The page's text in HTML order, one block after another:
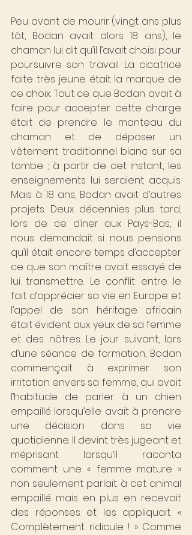
Peu avant de mourir (vingt ans plus
tôt, Bodan avait alors 18 ans), le
chaman lui dit qu’il l’avait choisi pour
poursuivre son travail. La cicatrice
faite très jeune était la marque de
ce choix. Tout ce que Bodan avait à
faire pour accepter cette charge
était de prendre le manteau du
chaman et de déposer un
vêtement traditionnel blanc sur sa
tombe ; à partir de cet instant, les
enseignements lui seraient acquis.
Mais à 18 ans, Bodan avait d’autres
projets. Deux décennies plus tard,
lors de ce dîner aux Pays-Bas, il
nous demandait si nous pensions
qu’il était encore temps d’accepter
ce que son maître avait essayé de
lui transmettre. Le conflit entre le
fait d’apprécier sa vie en Europe et
l’appel de son héritage africain
était évident aux yeux de sa femme
et des nôtres. Le jour suivant, lors
d’une séance de formation, Bodan
commençait à exprimer son
irritation envers sa femme, qui avait
l’habitude de parler à un chien
empaillé lorsqu’elle avait à prendre
une décision dans sa vie
quotidienne. Il devint très jugeant et
méprisant lorsqu’il raconta
comment une « femme mature »
non seulement parlait à cet animal
empaillé mais en plus en recevait
des réponses et les appliquait. «
Complètement ridicule ! » Comme